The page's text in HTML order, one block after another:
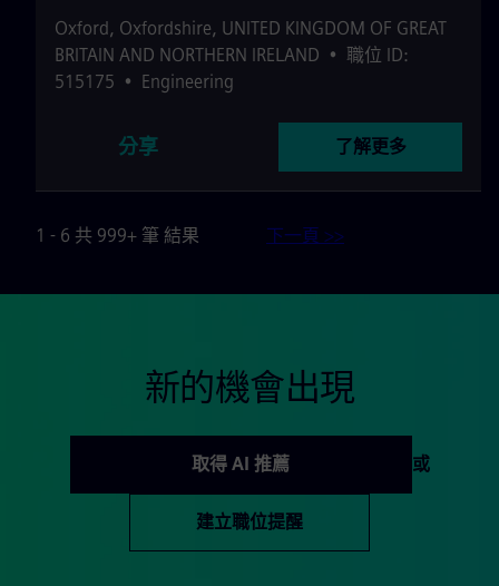
Oxford, Oxfordshire, UNITED KINGDOM OF GREAT
BRITAIN AND NORTHERN IRELAND • 職位 ID:
515175 • Engineering
分享 了解更多
1 - 6 共 999+ 筆 結果 下一頁 >>
新的機會出現
取得 AI 推薦 或
建立職位提醒